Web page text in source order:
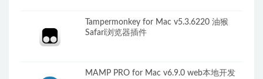
Tampermonkey for Mac v5.3.6220 油猴
Safari浏览器插件
MAMP PRO for Mac v6.9.0 web本地开发